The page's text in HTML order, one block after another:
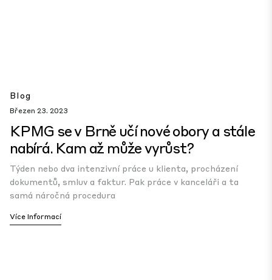
Blog
Březen 23. 2023
KPMG se v Brně učí nové obory a stále
nabírá. Kam až může vyrůst?
Týden nebo dva intenzivní práce u klienta, procházení
dokumentů, smluv a faktur. Pak práce v kanceláři a ta
samá náročná procedura
Více Informací